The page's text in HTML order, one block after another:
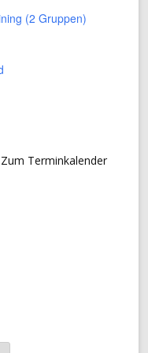
(2 Gruppen)
Zum Terminkalender